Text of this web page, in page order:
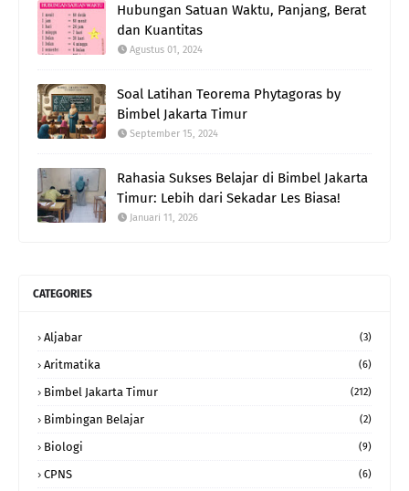
Hubungan Satuan Waktu, Panjang, Berat
dan Kuantitas
Agustus 01, 2024
Soal Latihan Teorema Phytagoras by
Bimbel Jakarta Timur
September 15, 2024
Rahasia Sukses Belajar di Bimbel Jakarta
Timur: Lebih dari Sekadar Les Biasa!
Januari 11, 2026
CATEGORIES
Aljabar (3)
Aritmatika (6)
Bimbel Jakarta Timur (212)
Bimbingan Belajar (2)
Biologi (9)
CPNS (6)